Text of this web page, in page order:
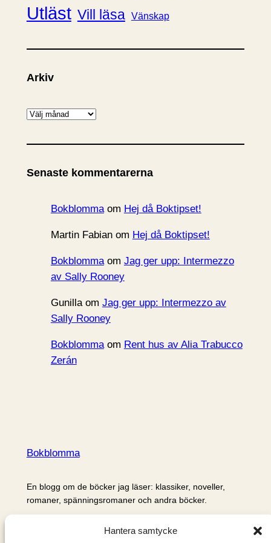
Hantera samtycke
Utläst Vill läsa Vänskap
Arkiv
A
k
v
Senaste kommentarerna
Bokblommaom Hej då Boktipset!
Martin Fabianom Hej då Boktipset!
Bokblommaom Jag ger upp: Intermezzo
av Sally Rooney
Gunillaom Jag ger upp: Intermezzo av
Sally Rooney
Bokblommaom Rent hus av Alia Trabucco
Zerán
Bokblomma
En blogg om de böcker jag läser: klassiker, noveller,
romaner, spänningsromaner och andra böcker.